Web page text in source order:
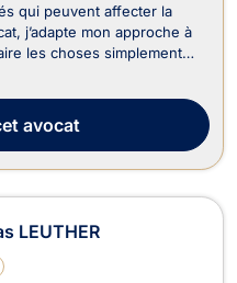
qui peuvent affecter la
j’adapte mon approche à
les choses simplement
avocat
LEUTHER